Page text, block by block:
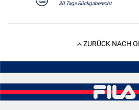
30 Tage Rückgaberecht
ZURÜCK NACH